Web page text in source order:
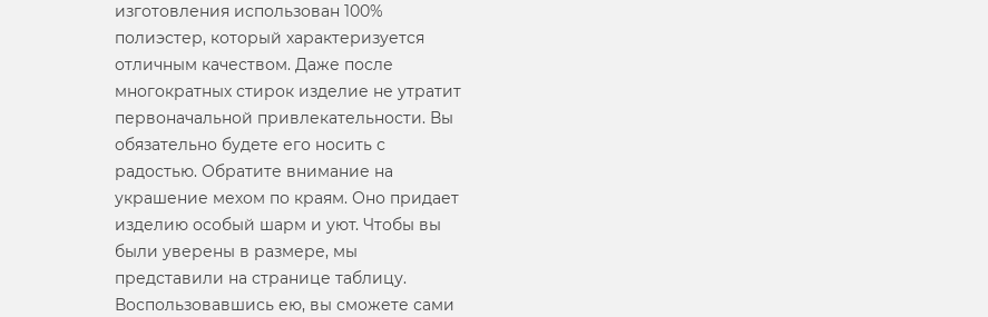
изготовления использован 100%
полиэстер, который характеризуется
отличным качеством. Даже после
многократных стирок изделие не утратит
первоначальной привлекательности. Вы
обязательно будете его носить с
радостью. Обратите внимание на
украшение мехом по краям. Оно придает
изделию особый шарм и уют. Чтобы вы
были уверены в размере, мы
представили на странице таблицу.
Воспользовавшись ею, вы сможете сами